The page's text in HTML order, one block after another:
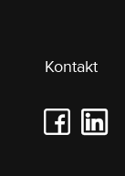
Kontakt